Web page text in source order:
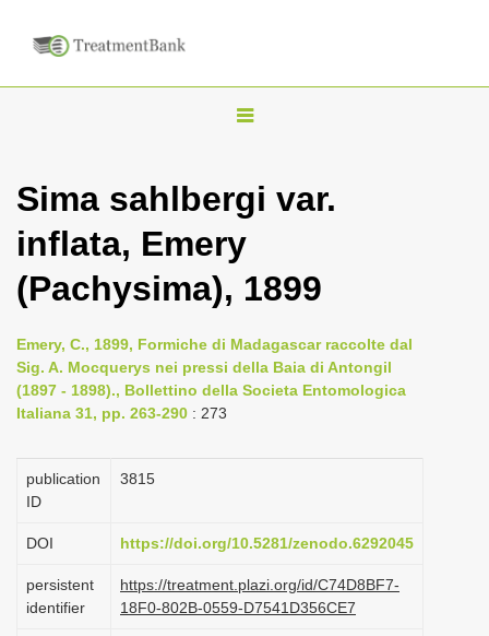
T
g
l
e
n
v
i
o
Sima sahlbergi var.
inflata, Emery
(Pachysima), 1899
Emery, C., 1899, Formiche di Madagascar raccolte dal
Sig. A. Mocquerys nei pressi della Baia di Antongil
(1897 - 1898)., Bollettino della Societa Entomologica
Italiana 31, pp. 263-290 : 273
publication
ID
3815
DOI https://doi.org/10.5281/zenodo.6292045
persistent
identifier
https://treatment.plazi.org/id/C74D8BF7-
18F0-802B-0559-D7541D356CE7